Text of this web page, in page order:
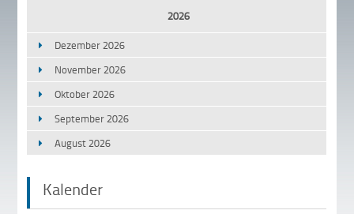
2026
Dezember 2026
November 2026
Oktober 2026
September 2026
August 2026
Kalender